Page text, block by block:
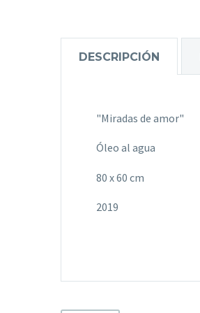
DESCRIPCIÓN
"Miradas de amor"
Óleo al agua
80 x 60 cm
2019